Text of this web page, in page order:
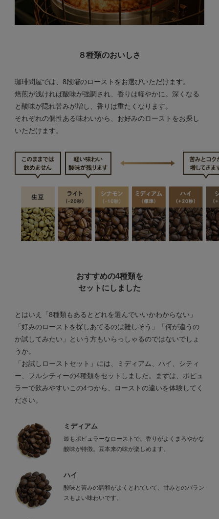
８種類のおいしさ
珈琲問屋では、8段階のローストをお選びいただけます。
焙煎が浅ければ酸味が強調され、香りは軽やかに。深くなる
と酸味が隠れ苦みが増し、香りは重たくなります。
それぞれの個性ある味わいから、お好みのローストをお探し
いただけます。
おすすめの4種類を
セットにしました
とはいえ「8種類もあるとどれを選んでいいかわからない」
「好みのローストを探しあてるのは難しそう」「何が違うの
か試してみたい」という方もいらっしゃるのではないでしょ
うか。
「お試しローストセット」には、ミディアム、ハイ、シティ
ー、フルシティーの4種類をセットしました。まずは、ポピュ
ラーで飲みやすいこの4つから、ローストの違いを体験してく
ださい。
ミディアム
最もポピュラーなローストで、香りがよくまろやかな
酸味が特徴。豆本来の味が楽しめます。
ハイ
酸味と苦みの調和がよくとれていて、甘みとのバラン
スもよい味わいです。